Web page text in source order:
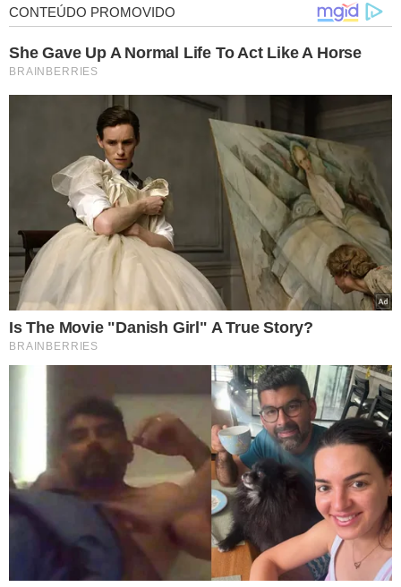
ACUSAÇÕES
espionar ilegalmente desafetos do ex-presidente. Logo
no início da oitiva, Ramagem disse que vai provar a
inocência durante o depoimento. "Não há veracidade na
imputação de crimes. Estamos aqui para demonstrar
inocência", afirmou.
O QUE DISSE CID
Mais cedo, o tenente-coronel do Exército Mauro Cid, ex-
ajudante de ordens de Jair Bolsonaro, confirmou que o
ex-presidente sabia da minuta do golpe para reverter o
resultado das eleições de 2022.